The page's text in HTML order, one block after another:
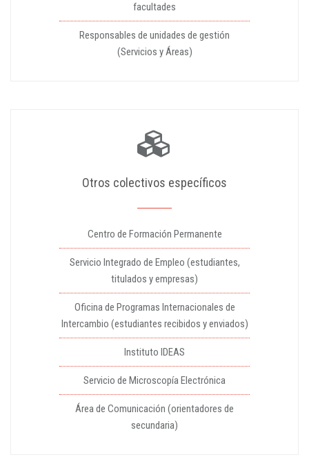
facultades
Responsables de unidades de gestión
(Servicios y Áreas)
Otros colectivos específicos
Centro de Formación Permanente
Servicio Integrado de Empleo (estudiantes,
titulados y empresas)
Oficina de Programas Internacionales de
Intercambio (estudiantes recibidos y enviados)
Instituto IDEAS
Servicio de Microscopía Electrónica
Área de Comunicación (orientadores de
secundaria)